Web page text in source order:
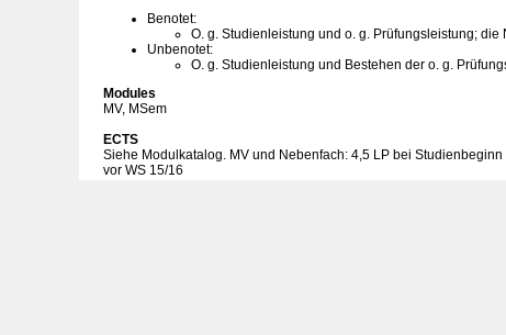
Benotet:
O. g. Studienleistung und o. g. Prüfungsleistung;
Unbenotet:
O. g. Studienleistung und Bestehen der o. g.
Modules
MV, MSem
ECTS
Siehe Modulkatalog. MV und Nebenfach: 4,5 LP bei
vor WS 15/16